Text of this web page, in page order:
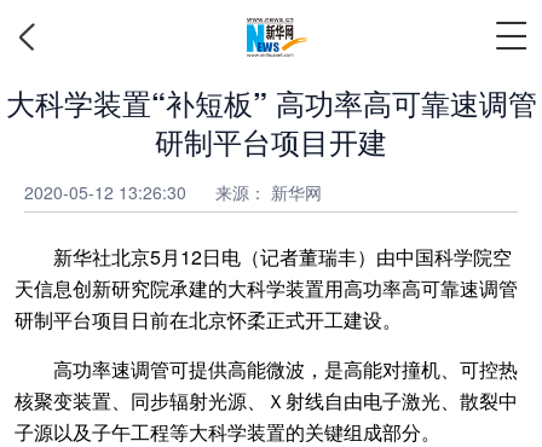
大科学装置“补短板” 高功率高可靠速调管
研制平台项目开建
2020-05-12 13:26:30 来源： 新华网
新华社北京5月12日电（记者董瑞丰）由中国科学院空
天信息创新研究院承建的大科学装置用高功率高可靠速调管
研制平台项目日前在北京怀柔正式开工建设。
高功率速调管可提供高能微波，是高能对撞机、可控热
核聚变装置、同步辐射光源、Ｘ射线自由电子激光、散裂中
子源以及子午工程等大科学装置的关键组成部分。